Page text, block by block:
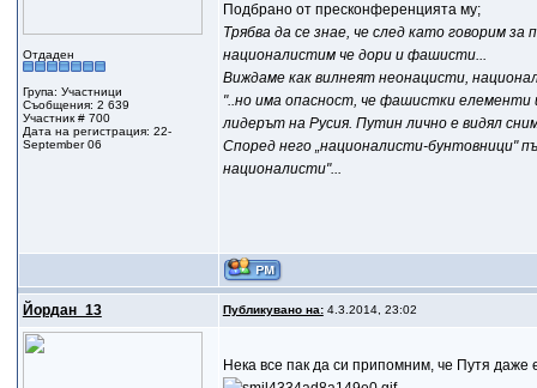
Отдаден
Група: Участници
Съобщения: 2 639
Участник # 700
Дата на регистрация: 22-
September 06
Подбрано от пресконференцията му;
Трябва да се знае, че след като говорим
националистим че дори и фашисти...
Виждаме как вилнеят неонацисти,
"..но има опасност, че фашистки
лидерът на Русия. Путин лично е видял
Според него „националисти-бунтовници"
националисти"...
Йордан_13 Публикувано на:4.3.2014, 23:02
Нека все пак да си припомним, че Путя даже